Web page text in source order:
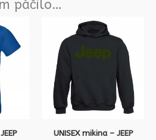
páčilo…
UNISEX mikina – JEEP